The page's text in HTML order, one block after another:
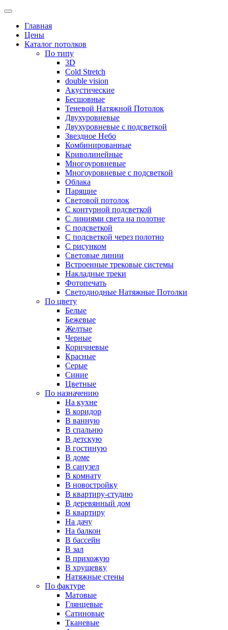
Skip
contentГлавная
Цены
Каталог потолков
По типу
3D
Cold Stretch
double vision
Акустические
Бесшовные
Теневой Натяжной Потолок
Двухуровневые
Двухуровневые с подсветкой
Звездное Небо
Комбинированные
Криволинейные
Многоуровневые
Многоуровневые с подсветкой
Облака
Парящие
Световой потолок
С контурной подсветкой
С линиями света на полотне
С подсветкой
С подсветкой через полотно
С рисунком
Световые линии
Встроенные трековые системы
Накладные треки
Фотопечать
Светодиодные Натяжные Потолки
По цвету
Белые
Бежевые
Желтые
Черные
Коричневые
Красные
Серые
Синие
Цветные
По назначению
На кухне
В коридор
В ванную
В спальню
В детскую
В гостиную
В доме
В санузел
В комнату
В новостройку
В квартиру-студию
В деревянный дом
В квартиру
На дачу
На балкон
В бассейн
В зал
В прихожую
В хрущевку
Натяжные стены
По фактуре
Матовые
Глянцевые
Сатиновые
Тканевые